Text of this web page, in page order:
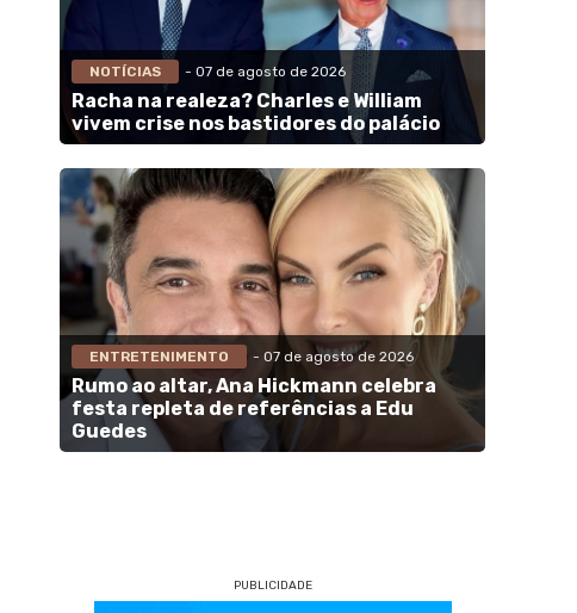
NOTÍCIAS - 07 de agosto de 2026
Racha na realeza? Charles e William
vivem crise nos bastidores do palácio
ENTRETENIMENTO - 07 de agosto de 2026
Rumo ao altar, Ana Hickmann celebra
festa repleta de referências a Edu
Guedes
PUBLICIDADE